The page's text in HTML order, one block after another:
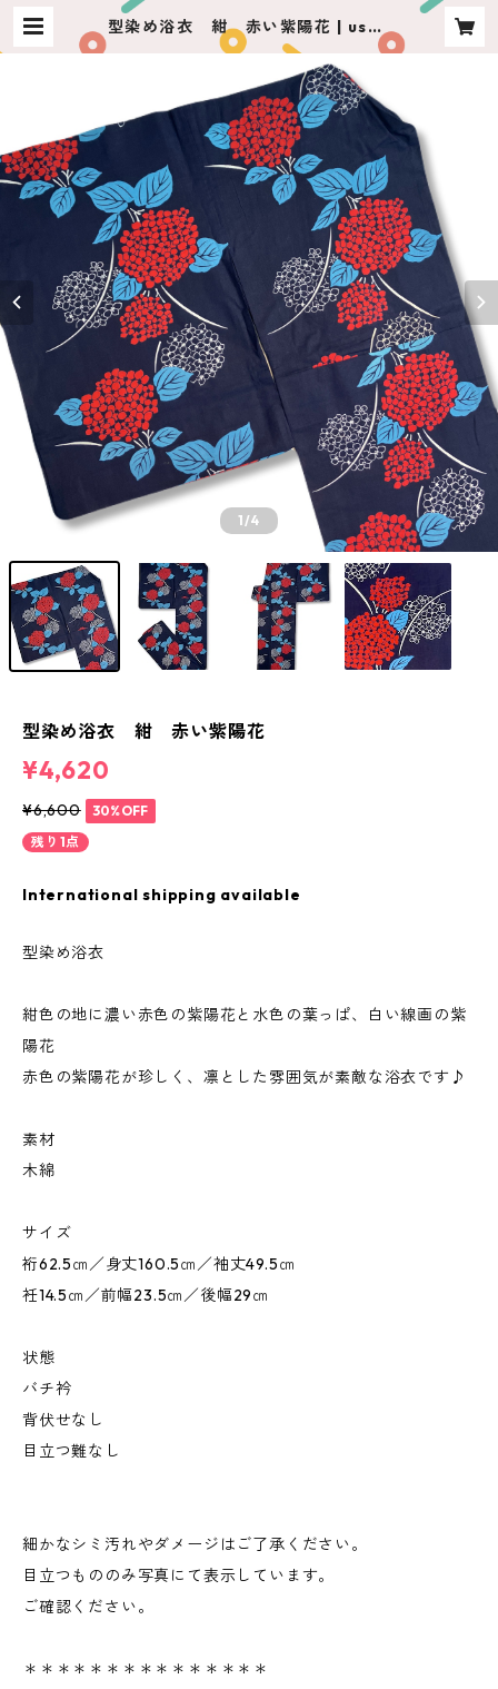
型染め浴衣 紺 赤い紫陽花 | usag
iya ashikaga
1/4
型染め浴衣 紺 赤い紫陽花
¥4,620
¥6,600
30%OFF
残り1点
International shipping available
型染め浴衣
紺色の地に濃い赤色の紫陽花と水色の葉っぱ、白い線画の紫
陽花
赤色の紫陽花が珍しく、凛とした雰囲気が素敵な浴衣です♪
素材
木綿
サイズ
裄62.5㎝／身丈160.5㎝／袖丈49.5㎝
衽14.5㎝／前幅23.5㎝／後幅29㎝
状態
バチ衿
背伏せなし
目立つ難なし
細かなシミ汚れやダメージはご了承ください。
目立つもののみ写真にて表示しています。
ご確認ください。
＊＊＊＊＊＊＊＊＊＊＊＊＊＊＊